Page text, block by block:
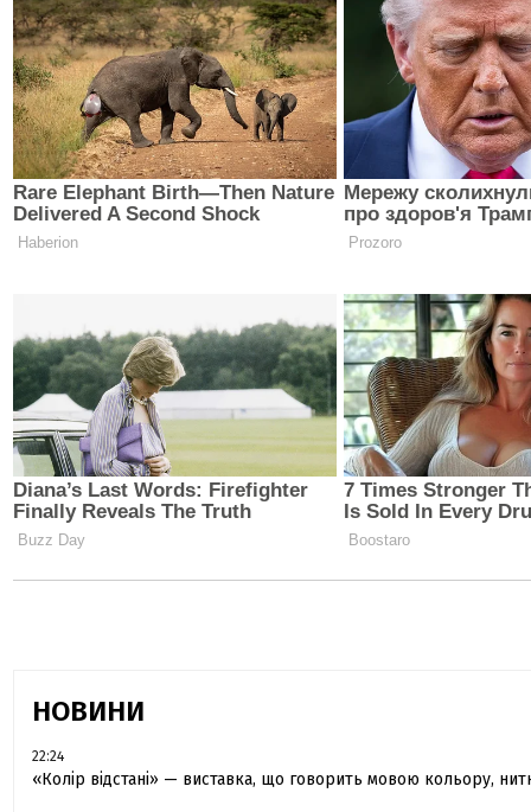
НОВИНИ
22:24
«Колір відстані» — виставка, що говорить мовою кольору,